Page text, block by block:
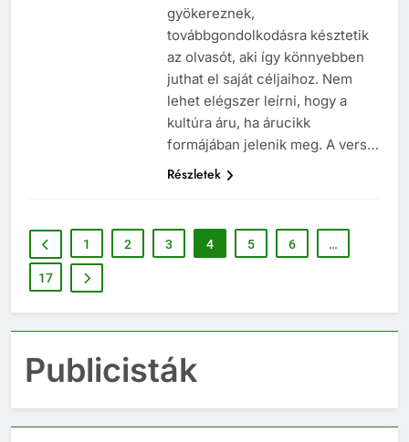
gondolataiban, tapasztalataiban
gyökereznek,
továbbgondolkodásra késztetik
az olvasót, aki így könnyebben
juthat el saját céljaihoz. Nem
lehet elégszer leírni, hogy a
kultúra áru, ha árucikk
1 2 3 4 5 6 …
17
Publicisták